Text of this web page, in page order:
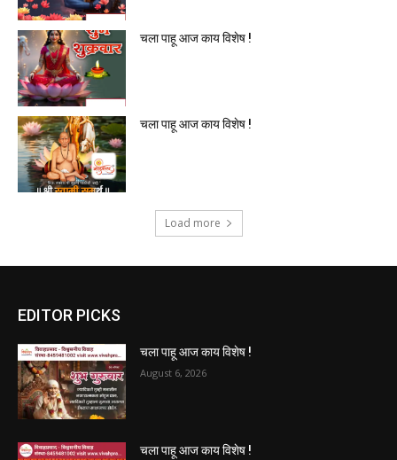
चला पाहू आज काय विशेष !
चला पाहू आज काय विशेष !
Load more
EDITOR PICKS
चला पाहू आज काय विशेष !
August 6, 2026
चला पाहू आज काय विशेष !